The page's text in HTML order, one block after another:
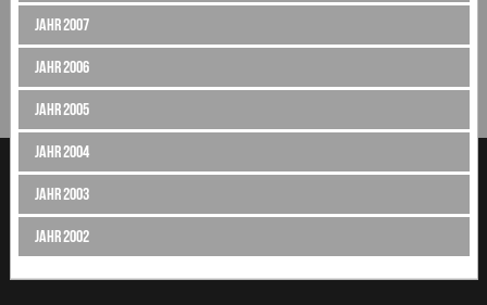
Jahr 2007
Jahr 2006
Jahr 2005
Jahr 2004
Jahr 2003
Jahr 2002